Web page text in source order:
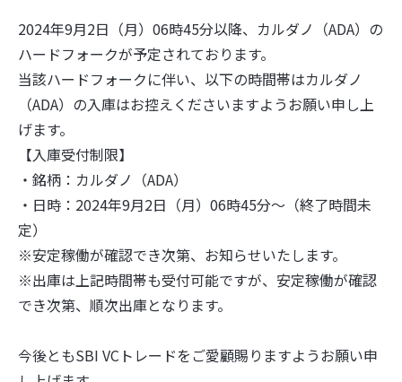
2024年9月2日（月）06時45分以降、カルダノ（ADA）の
ハードフォークが予定されております。
当該ハードフォークに伴い、以下の時間帯はカルダノ
（ADA）の入庫はお控えくださいますようお願い申し上
げます。
【入庫受付制限】
・銘柄：カルダノ（ADA）
・日時：2024年9月2日（月）06時45分〜（終了時間未
定）
※安定稼働が確認でき次第、お知らせいたします。
※出庫は上記時間帯も受付可能ですが、安定稼働が確認
でき次第、順次出庫となります。
今後ともSBI VCトレードをご愛顧賜りますようお願い申